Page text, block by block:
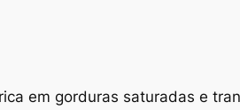
em gorduras saturadas e